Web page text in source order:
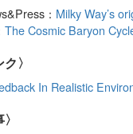
： Milky Way’s
The Cosmic Baryon
〉
In Realistic